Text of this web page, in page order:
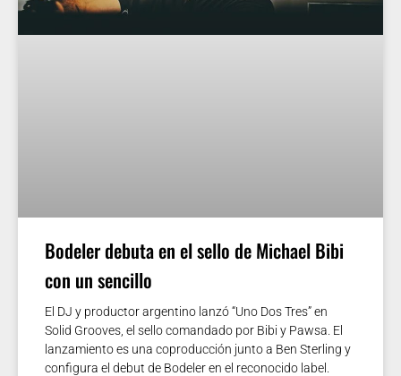
Bodeler debuta en el sello de Michael Bibi
con un sencillo
El DJ y productor argentino lanzó “Uno Dos Tres” en
Solid Grooves, el sello comandado por Bibi y Pawsa. El
lanzamiento es una coproducción junto a Ben Sterling y
configura el debut de Bodeler en el reconocido label.